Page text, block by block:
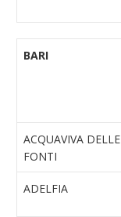
BARI
ACQUAVIVA DELLE
FONTI
ADELFIA